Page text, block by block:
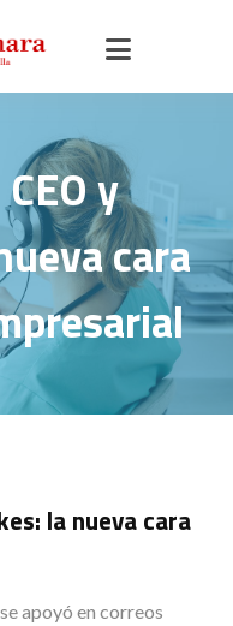
y
cara
la nueva cara
se apoyó en correos